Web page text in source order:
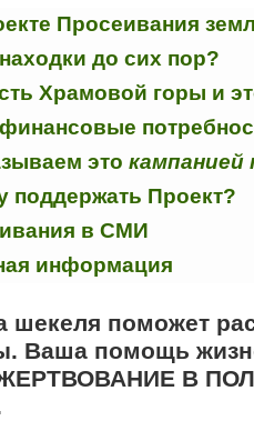
Просеивания
до сих пор?
Храмовой горы и
это кампанией
поддержать Проект?
в СМИ
информация
шекеля поможет
Ваша помощь
В